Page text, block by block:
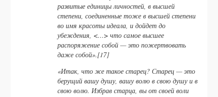
развитые единицы личностей, в высшей
степени, соединенные тоже в высшей степени
во имя красоты идеала, и дойдет до
убеждения, <…> что самое высшее
распоряжение собой — это пожертвовать
даже собой».[17]
«Итак, что же такое старец? Старец — это
берущий вашу душу, вашу волю в свою душу и в
свою волю. Избрав старца, вы от своей воли